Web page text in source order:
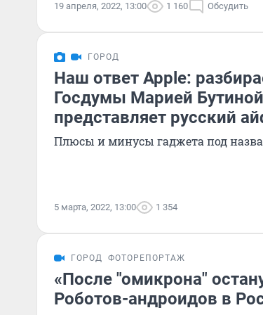
19 апреля, 2022, 13:00 1 160 Обсудить
ГОРОД
Наш ответ Apple:
Госдумы Марией
представляет русский
Плюсы и минусы гаджета под
5 марта, 2022, 13:00 1 354
ГОРОД ФОТОРЕПОРТАЖ
«После "омикрона"
Роботов-андроидов в